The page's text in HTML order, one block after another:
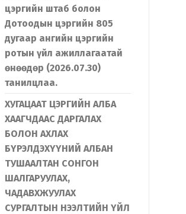
цэргийн штаб болон
Дотоодын цэргийн 805
дугаар ангийн цэргийн
ротын үйл ажиллагаатай
өнөөдөр (2026.07.30)
танилцлаа.
ХУГАЦААТ ЦЭРГИЙН АЛБА
ХААГЧДААС ДАРГАЛАХ
БОЛОН АХЛАХ
БҮРЭЛДЭХҮҮНИЙ АЛБАН
ТУШААЛТАН СОНГОН
ШАЛГАРУУЛАХ,
ЧАДАВХЖУУЛАХ
СУРГАЛТЫН НЭЭЛТИЙН ҮЙЛ